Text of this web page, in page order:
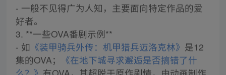
- 一般不见得广为人知，主要面向特定作品的爱
好者。
3. **一些OVA番剧示例**
- 如 《装甲骑兵外传：机甲猎兵迈洛克林》 是12
集的OVA；
《在地下城寻求邂逅是否搞错了什